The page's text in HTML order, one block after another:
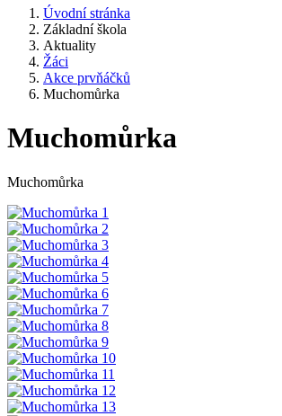
Úvodní stránka
Základní škola
Aktuality
Žáci
Akce prvňáčků
Muchomůrka
Muchomůrka
Muchomůrka